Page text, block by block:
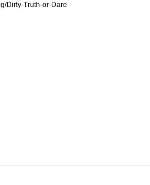
Dirty-Truth-or-Dare